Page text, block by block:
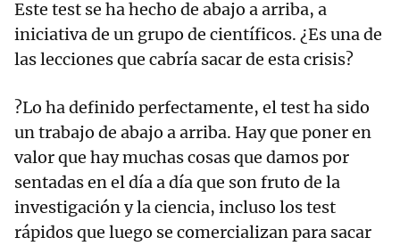
Este test se ha hecho de abajo a arriba, a
iniciativa de un grupo de científicos. ¿Es una de
las lecciones que cabría sacar de esta crisis?
?Lo ha definido perfectamente, el test ha sido
un trabajo de abajo a arriba. Hay que poner en
valor que hay muchas cosas que damos por
sentadas en el día a día que son fruto de la
investigación y la ciencia, incluso los test
rápidos que luego se comercializan para sacar